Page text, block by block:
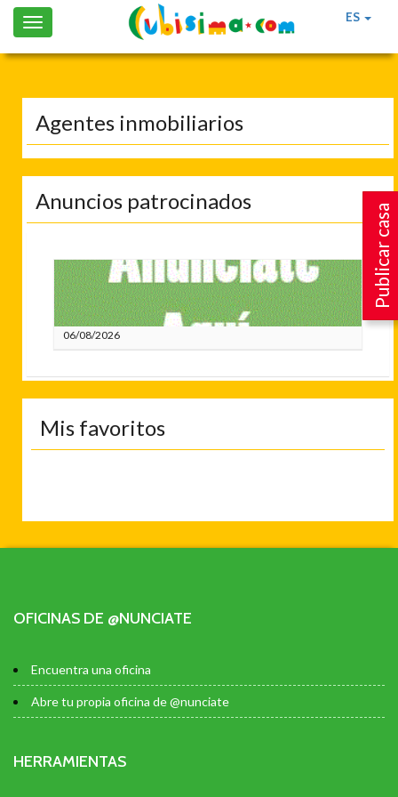
ES
Toggle
navigation
Publicar casa
Agentes inmobiliarios
Anuncios patrocinados
06/08/2026
Mis favoritos
OFICINAS DE @NUNCIATE
Encuentra una oficina
Abre tu propia oficina de @nunciate
HERRAMIENTAS